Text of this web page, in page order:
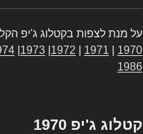
על מנת לצפות בקטלוג ג'יפ
1970
1971
1972
1973
1986
קטלוג ג'יפ 1970